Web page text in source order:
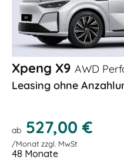
Xpeng X9 AWD
Leasing ohne
ab 527,00 €
/Monat zzgl. MwSt
48 Monate